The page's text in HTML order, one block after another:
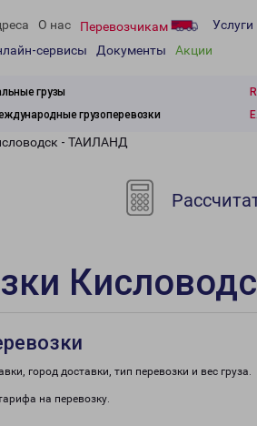
О нас Перевозчикам
Услуги
сервисы
Документы Акции
грузы
грузоперевозки
- ТАИЛАНД
город доставки, тип перевозки и вес груза.
на перевозку.